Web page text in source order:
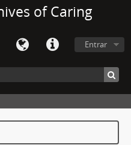
of Caring
Entrar